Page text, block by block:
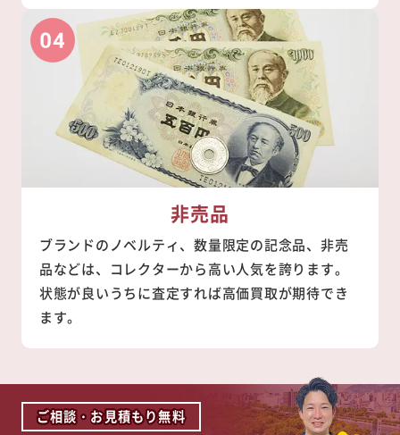
非売品
ブランドのノベルティ、数量限定の記念品、非売
品などは、コレクターから高い人気を誇ります。
状態が良いうちに査定すれば高価買取が期待でき
ます。
ご相談・お見積もり無料